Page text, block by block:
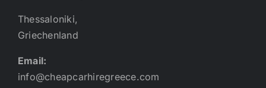
Thessaloniki,
Griechenland
Email:
info@cheapcarhiregreece.com